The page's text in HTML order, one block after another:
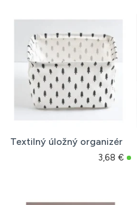
Textilný úložný organizér
3,68 €